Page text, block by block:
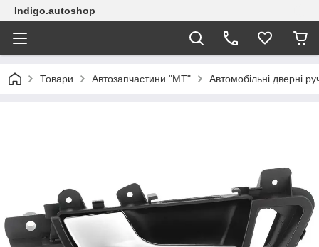
Indigo.autoshop
Товари Автозапчастини "МТ" Автомобільні дверні